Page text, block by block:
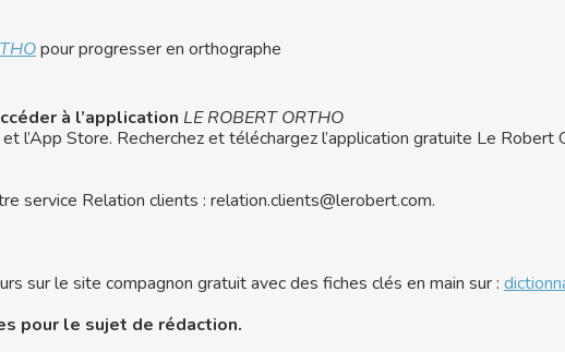
pour progresser en orthographe
à l’application LE ROBERT ORTHO
l’App Store. Recherchez et téléchargez l’application gratuite Le
service Relation clients : relation.clients@lerobert.com.
sur le site compagnon gratuit avec des fiches clés en main sur :
pour le sujet de rédaction.